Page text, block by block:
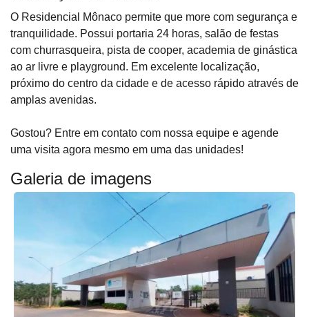
O Residencial Mônaco permite que more com segurança e
tranquilidade. Possui portaria 24 horas, salão de festas
com churrasqueira, pista de cooper, academia de ginástica
ao ar livre e playground. Em excelente localização,
próximo do centro da cidade e de acesso rápido através de
amplas avenidas.
Gostou? Entre em contato com nossa equipe e agende
uma visita agora mesmo em uma das unidades!
Galeria de imagens